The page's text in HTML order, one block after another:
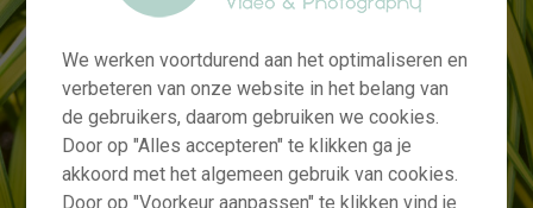
We werken voortdurend aan het optimaliseren en
verbeteren van onze website in het belang van
de gebruikers, daarom gebruiken we cookies.
Door op "Alles accepteren" te klikken ga je
akkoord met het algemeen gebruik van cookies.
Door op "Voorkeur aanpassen" te klikken vind je